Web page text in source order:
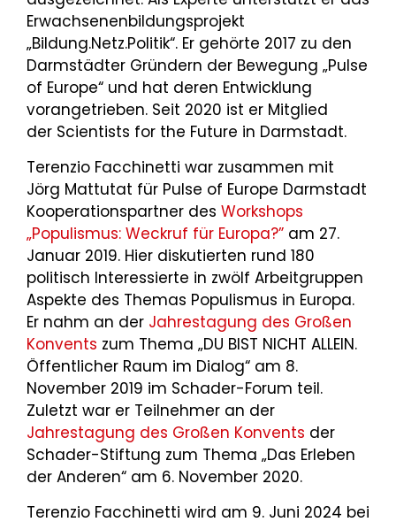
Erwachsenenbildungsprojekt
„Bildung.Netz.Politik“. Er gehörte 2017 zu den
Darmstädter Gründern der Bewegung „Pulse
of Europe“ und hat deren Entwicklung
vorangetrieben. Seit 2020 ist er Mitglied
der Scientists for the Future in Darmstadt.
Terenzio Facchinetti war zusammen mit
Jörg Mattutat für Pulse of Europe Darmstadt
Kooperationspartner des Workshops
„Populismus: Weckruf für Europa?” am 27.
Januar 2019. Hier diskutierten rund 180
politisch Interessierte in zwölf Arbeitgruppen
Aspekte des Themas Populismus in Europa.
Er nahm an der Jahrestagung des Großen
Konvents zum Thema „DU BIST NICHT ALLEIN.
Öffentlicher Raum im Dialog“ am 8.
November 2019 im Schader-Forum teil.
Zuletzt war er Teilnehmer an der
Jahrestagung des Großen Konvents der
Schader-Stiftung zum Thema „Das Erleben
der Anderen“ am 6. November 2020.
Terenzio Facchinetti wird am 9. Juni 2024 bei